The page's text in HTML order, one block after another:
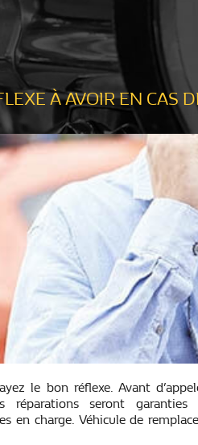
À AVOIR EN CAS
le bon réflexe. Avant
réparations seront
en charge. Véhicule de